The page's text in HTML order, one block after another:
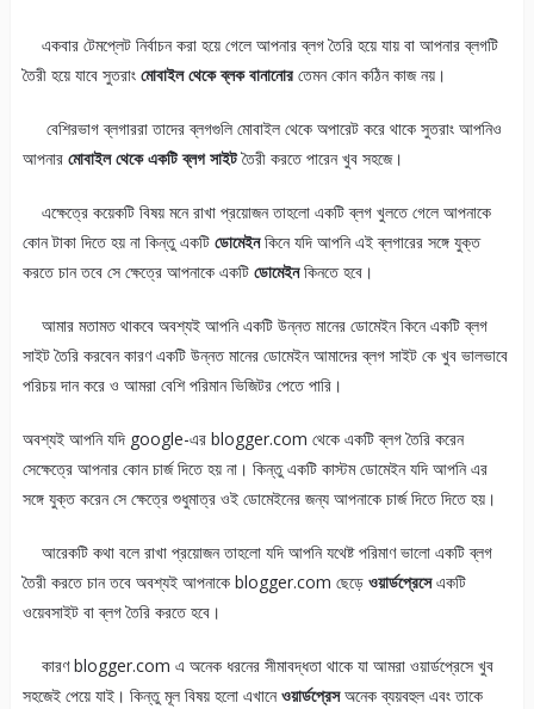
একবার টেমপ্লেট নির্বাচন করা হয়ে গেলে আপনার ব্লগ তৈরি হয়ে যায় বা আপনার ব্লগটি
তৈরী হয়ে যাবে সুতরাং মোবাইল থেকে ব্লক বানানোরতেমন কোন কঠিন কাজ নয়।
বেশিরভাগ ব্লগাররা তাদের ব্লগগুলি মোবাইল থেকে অপারেট করে থাকে সুতরাং আপনিও
আপনার মোবাইল থেকে একটি ব্লগ সাইটতৈরী করতে পারেন খুব সহজে।
এক্ষেত্রে কয়েকটি বিষয় মনে রাখা প্রয়োজন তাহলো একটি ব্লগ খুলতে গেলে আপনাকে
কোন টাকা দিতে হয় না কিন্তু একটি ডোমেইনকিনে যদি আপনি এই ব্লগারের সঙ্গে যুক্ত
করতে চান তবে সে ক্ষেত্রে আপনাকে একটি ডোমেইনকিনতে হবে।
আমার মতামত থাকবে অবশ্যই আপনি একটি উন্নত মানের ডোমেইন কিনে একটি ব্লগ
সাইট তৈরি করবেন কারণ একটি উন্নত মানের ডোমেইন আমাদের ব্লগ সাইট কে খুব ভালভাবে
পরিচয় দান করে ও আমরা বেশি পরিমান ভিজিটর পেতে পারি।
অবশ্যই আপনি যদি google-এর blogger.com থেকে একটি ব্লগ তৈরি করেন
সেক্ষেত্রে আপনার কোন চার্জ দিতে হয় না। কিন্তু একটি কাস্টম ডোমেইন যদি আপনি এর
সঙ্গে যুক্ত করেন সে ক্ষেত্রে শুধুমাত্র ওই ডোমেইনের জন্য আপনাকে চার্জ দিতে দিতে হয়।
আরেকটি কথা বলে রাখা প্রয়োজন তাহলো যদি আপনি যথেষ্ট পরিমাণ ভালো একটি ব্লগ
তৈরী করতে চান তবে অবশ্যই আপনাকে blogger.com ছেড়ে ওয়ার্ডপ্রেসেএকটি
ওয়েবসাইট বা ব্লগ তৈরি করতে হবে।
কারণ blogger.com এ অনেক ধরনের সীমাবদ্ধতা থাকে যা আমরা ওয়ার্ডপ্রেসে খুব
সহজেই পেয়ে যাই। কিন্তু মূল বিষয় হলো এখানেওয়ার্ডপ্রেসঅনেক ব্যয়বহুল এবং তাকে